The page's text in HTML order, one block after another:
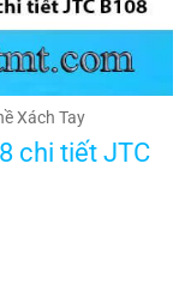
Xách Tay
chi tiết JTC